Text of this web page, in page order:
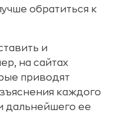
обратиться к
и
на сайтах
приводят
каждого
дальнейшего ее